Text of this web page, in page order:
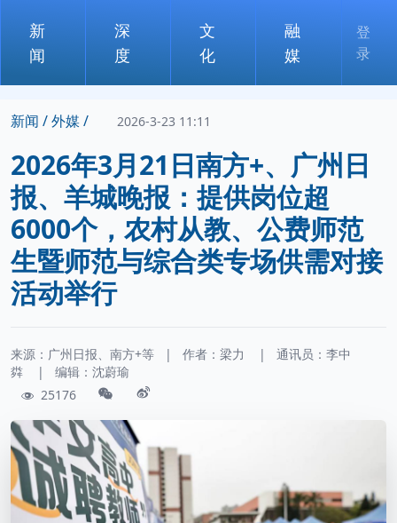
新
闻
深
度
文
化
融
媒
登
录
新闻 /外媒 / 2026-3-23 11:11
2026年3月21日南方+、广州日
报、羊城晚报：提供岗位超
6000个，农村从教、公费师范
生暨师范与综合类专场供需对接
活动举行
来源：广州日报、南方+等 | 作者： 梁力 | 通讯员： 李中
粦
|
编辑：沈蔚瑜
25176